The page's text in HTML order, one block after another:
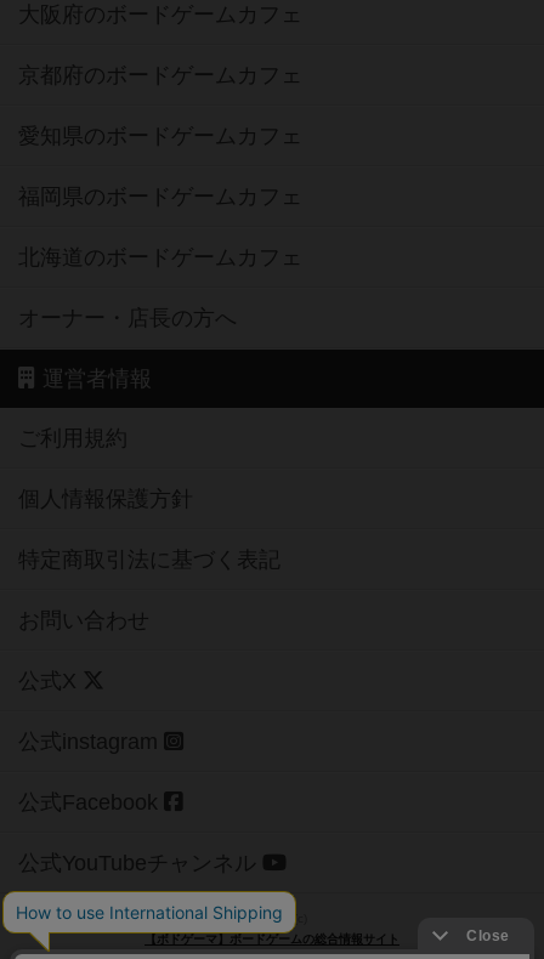
大阪府のボードゲームカフェ
京都府のボードゲームカフェ
愛知県のボードゲームカフェ
福岡県のボードゲームカフェ
北海道のボードゲームカフェ
オーナー・店長の方へ
運営者情報
ご利用規約
個人情報保護方針
特定商取引法に基づく表記
お問い合わせ
公式X
公式instagram
公式Facebook
公式YouTubeチャンネル
Copyright (c)
【ボドゲーマ】ボードゲームの総合情報サイト